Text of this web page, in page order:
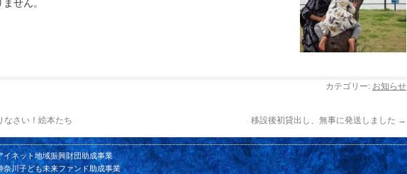
せん。
カテゴリー: お知らせ
なさい！絵本たち 移設後初貸出し、無事に発送しました →
ネット地域振興財団助成事業
川子ども未来ファンド助成事業